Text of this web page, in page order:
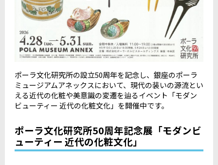
ポーラ文化研究所の設立50周年を記念し、銀座のポーラ
ミュージアムアネックスにおいて、現代の装いの源流とい
える近代の化粧や美意識の変遷を辿るイベント「モダン
ビューティー 近代の化粧文化」を開催中です。
ポーラ文化研究所50周年記念展「モダンビ
ューティー 近代の化粧文化」